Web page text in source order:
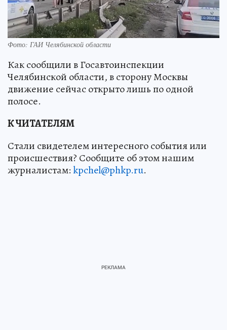
Фото: ГАИ Челябинской области
Как сообщили в Госавтоинспекции
Челябинской области, в сторону Москвы
движение сейчас открыто лишь по одной
полосе.
К ЧИТАТЕЛЯМ
Стали свидетелем интересного события или
происшествия? Сообщите об этом нашим
журналистам:kpchel@phkp.ru.